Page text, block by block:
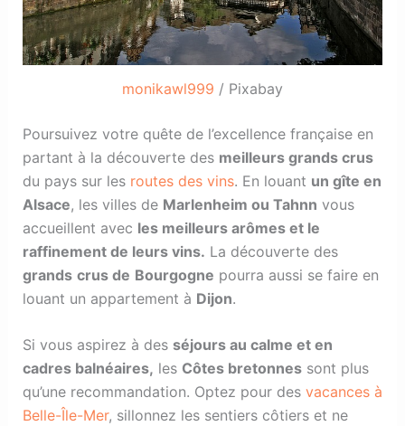
monikawl999 / Pixabay
Poursuivez votre quête de l’excellence française en
partant à la découverte des meilleurs grands crus
du pays sur les routes des vins. En louant un gîte en
Alsace, les villes de Marlenheim ou Tahnn vous
accueillent avec les meilleurs arômes et le
raffinement de leurs vins. La découverte des
grands crus de Bourgogne pourra aussi se faire en
louant un appartement à Dijon.
Si vous aspirez à des séjours au calme et en
cadres balnéaires, les Côtes bretonnessont plus
qu’une recommandation. Optez pour des vacances à
Belle-Île-Mer, sillonnez les sentiers côtiers et ne